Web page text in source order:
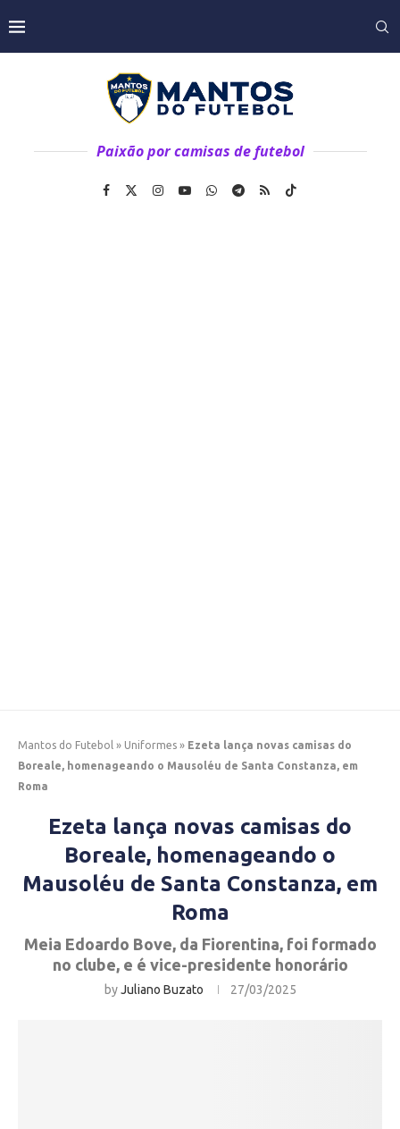
Paixão por camisas de futebol
Mantos do Futebol » Uniformes » Ezeta lança novas camisas do
Boreale, homenageando o Mausoléu de Santa Constanza, em
Roma
Ezeta lança novas camisas do
Boreale, homenageando o
Mausoléu de Santa Constanza, em
Roma
Meia Edoardo Bove, da Fiorentina, foi formado
no clube, e é vice-presidente honorário
byJuliano Buzato 27/03/2025